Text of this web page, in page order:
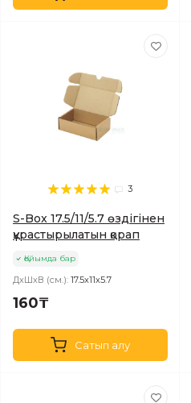
3
S-Box 17.5/11/5.7 өздігінен
құрастырылатын қорап
Қойымда бар
ДхШхВ (см.): 17.5х11х5.7
160₸
Сатып алу